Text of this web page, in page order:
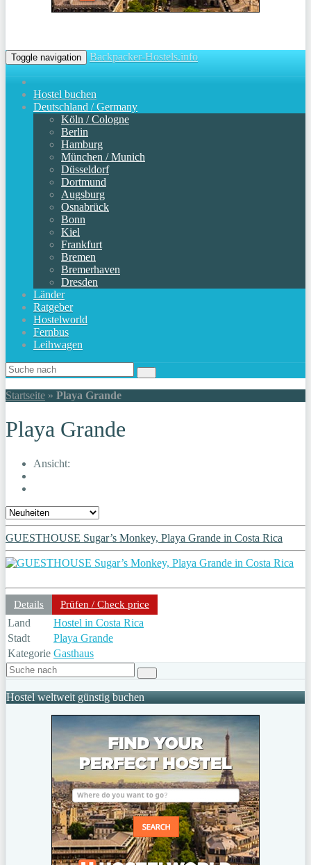
Toggle navigation Backpacker-Hostels.info
Hostel buchen
Deutschland / Germany
Köln / Cologne
Berlin
Hamburg
München / Munich
Düsseldorf
Dortmund
Augsburg
Osnabrück
Bonn
Kiel
Frankfurt
Bremen
Bremerhaven
Dresden
Länder
Ratgeber
Hostelworld
Fernbus
Leihwagen
Startseite » Playa Grande
Playa Grande
Ansicht:
GUESTHOUSE Sugar’s Monkey, Playa Grande in Costa Rica
Details Prüfen / Check price
Land
Hostel in Costa Rica
Stadt
Playa Grande
Kategorie Gasthaus
Hostel weltweit günstig buchen